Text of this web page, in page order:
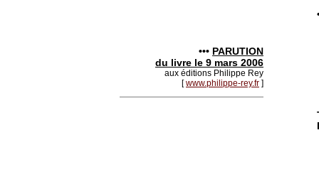
••• PARUTION
du livre le 9 mars 2006
aux éditions Philippe Rey
[www.philippe-rey.fr ]